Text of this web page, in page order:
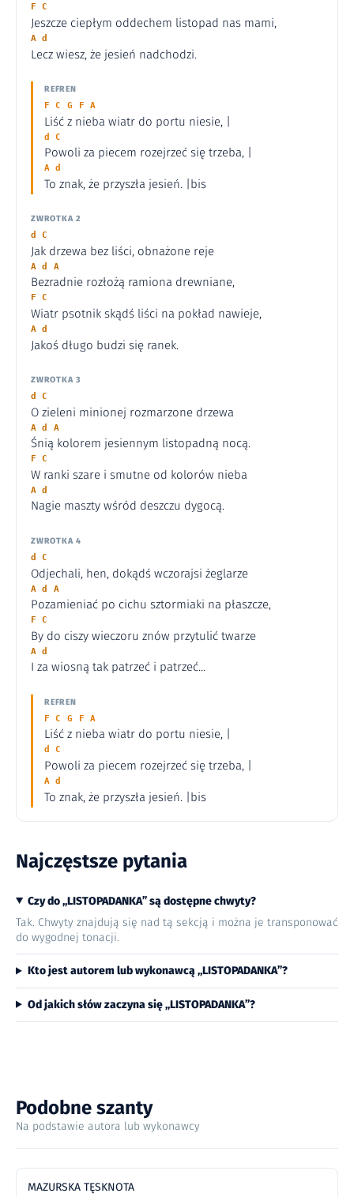
F C
Jeszcze ciepłym oddechem listopad nas mami,
A d
Lecz wiesz, że jesień nadchodzi.
REFREN
F C G F A
Liść z nieba wiatr do portu niesie, |
d C
Powoli za piecem rozejrzeć się trzeba, |
A d
To znak, że przyszła jesień. |bis
ZWROTKA 2
d C
Jak drzewa bez liści, obnażone reje
A d A
Bezradnie rozłożą ramiona drewniane,
F C
Wiatr psotnik skądś liści na pokład nawieje,
A d
Jakoś długo budzi się ranek.
ZWROTKA 3
d C
O zieleni minionej rozmarzone drzewa
A d A
Śnią kolorem jesiennym listopadną nocą.
F C
W ranki szare i smutne od kolorów nieba
A d
Nagie maszty wśród deszczu dygocą.
ZWROTKA 4
d C
Odjechali, hen, dokądś wczorajsi żeglarze
A d A
Pozamieniać po cichu sztormiaki na płaszcze,
F C
By do ciszy wieczoru znów przytulić twarze
A d
I za wiosną tak patrzeć i patrzeć...
REFREN
F C G F A
Liść z nieba wiatr do portu niesie, |
d C
Powoli za piecem rozejrzeć się trzeba, |
A d
To znak, że przyszła jesień. |bis
Najczęstsze pytania
Czy do „LISTOPADANKA” są dostępne chwyty?
Tak. Chwyty znajdują się nad tą sekcją i można je transponować
do wygodnej tonacji.
Kto jest autorem lub wykonawcą „LISTOPADANKA”?
Od jakich słów zaczyna się „LISTOPADANKA”?
Podobne szanty
Na podstawie autora lub wykonawcy
MAZURSKA TĘSKNOTA